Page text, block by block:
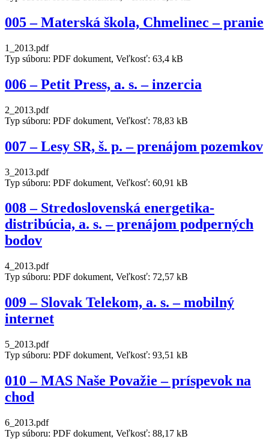
005 – Materská škola, Chmelinec – pranie
1_2013.pdf
Typ súboru: PDF dokument, Veľkosť: 63,4 kB
006 – Petit Press, a. s. – inzercia
2_2013.pdf
Typ súboru: PDF dokument, Veľkosť: 78,83 kB
007 – Lesy SR, š. p. – prenájom pozemkov
3_2013.pdf
Typ súboru: PDF dokument, Veľkosť: 60,91 kB
008 – Stredoslovenská energetika-
distribúcia, a. s. – prenájom podperných
bodov
4_2013.pdf
Typ súboru: PDF dokument, Veľkosť: 72,57 kB
009 – Slovak Telekom, a. s. – mobilný
internet
5_2013.pdf
Typ súboru: PDF dokument, Veľkosť: 93,51 kB
010 – MAS Naše Považie – príspevok na
chod
6_2013.pdf
Typ súboru: PDF dokument, Veľkosť: 88,17 kB